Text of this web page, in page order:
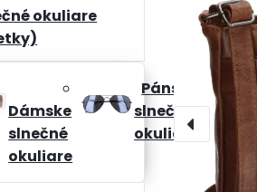
okuliare
Dámske
slnečné
okuliare
Pánske
slnečné
okuliare